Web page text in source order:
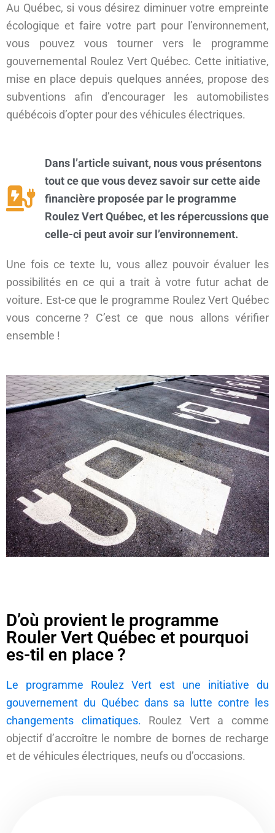
Au Québec, si vous désirez diminuer votre empreinte
écologique et faire votre part pour l’environnement,
vous pouvez vous tourner vers le programme
gouvernemental Roulez Vert Québec. Cette initiative,
mise en place depuis quelques années, propose des
subventions afin d’encourager les automobilistes
québécois d’opter pour des véhicules électriques.
Dans l’article suivant, nous vous présentons
tout ce que vous devez savoir sur cette aide
financière proposée par le programme
Roulez Vert Québec, et les répercussions que
celle-ci peut avoir sur l’environnement.
Une fois ce texte lu, vous allez pouvoir évaluer les
possibilités en ce qui a trait à votre futur achat de
voiture. Est-ce que le programme Roulez Vert Québec
vous concerne ? C’est ce que nous allons vérifier
ensemble !
D’où provient le programme
Rouler Vert Québec et pourquoi
es-til en place ?
Le programme Roulez Vert est une initiative du
gouvernement du Québec dans sa lutte contre les
changements climatiques. Roulez Vert a comme
objectif d’accroître le nombre de bornes de recharge
et de véhicules électriques, neufs ou d’occasions.